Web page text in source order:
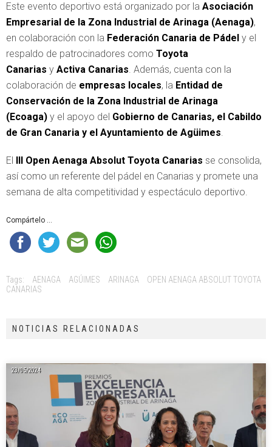
Este evento deportivo está organizado por la Asociación
Empresarial de la Zona Industrial de Arinaga (Aenaga),
en colaboración con la Federación Canaria de Pádel y el
respaldo de patrocinadores como Toyota
Canarias y Activa Canarias. Además, cuenta con la
colaboración de empresas locales, la Entidad de
Conservación de la Zona Industrial de Arinaga
(Ecoaga) y el apoyo del Gobierno de Canarias, el Cabildo
de Gran Canaria y el Ayuntamiento de Agüimes.
El III Open Aenaga Absolut Toyota Canarias se consolida,
así como un referente del pádel en Canarias y promete una
semana de alta competitividad y espectáculo deportivo.
Compártelo ...
Tags: AENAGA AGÚIMES ARINAGA
OPEN AENAGA ABSOLUT TOYOTA
CANARIAS
NOTICIAS RELACIONADAS
23/05/2024